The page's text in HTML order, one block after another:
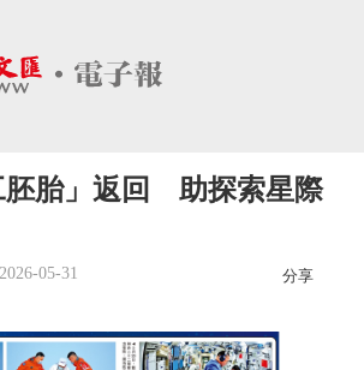
胚胎」返回 助探索星際
2026-05-31 分享